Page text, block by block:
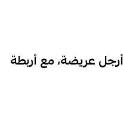
عريضة، مع أربطة